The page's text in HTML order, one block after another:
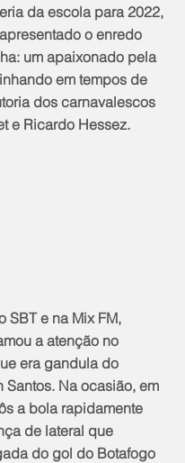
da escola para 2022,
o enredo
um apaixonado pela
em tempos de
dos carnavalescos
e Ricardo Hessez.
SBT e na Mix FM,
a atenção no
era gandula do
Santos. Na ocasião, em
a bola rapidamente
de lateral que
do gol do Botafogo